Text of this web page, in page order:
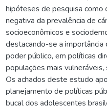
hipóteses de pesquisa como
negativa da prevalência de
socioeconômicos e
destacando-se a
poder público, em políticas
populações mais
Os achados deste estudo
planejamento de políticas
bucal dos adolescentes